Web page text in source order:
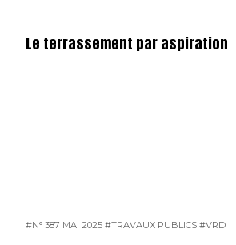
Le terrassement par aspiration
#N° 387 MAI 2025 #TRAVAUX PUBLICS #VRD